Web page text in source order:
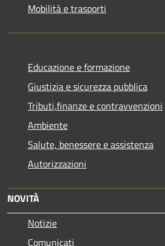
Mobilità e trasporti
Educazione e formazione
Giustizia e sicurezza pubblica
Tributi,finanze e contravvenzioni
Ambiente
Salute, benessere e assistenza
Autorizzazioni
NOVITÀ
Notizie
Comunicati